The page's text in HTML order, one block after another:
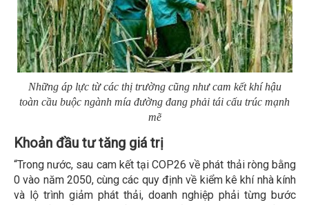
Những áp lực từ các thị trường cũng như cam kết khí hậu
toàn cầu buộc ngành mía đường đang phải tái cấu trúc mạnh
mẽ
Khoản đầu tư tăng giá trị
“Trong nước, sau cam kết tại COP26 về phát thải ròng bằng
0 vào năm 2050, cùng các quy định về kiểm kê khí nhà kính
và lộ trình giảm phát thải, doanh nghiệp phải từng bước